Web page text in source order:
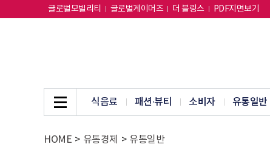
글로벌모빌리티 글로벌게이머즈 더 블링스 PDF지면보기
식음료 패션∙뷰티 소비자 유통일반
HOME > 유통경제 > 유통일반